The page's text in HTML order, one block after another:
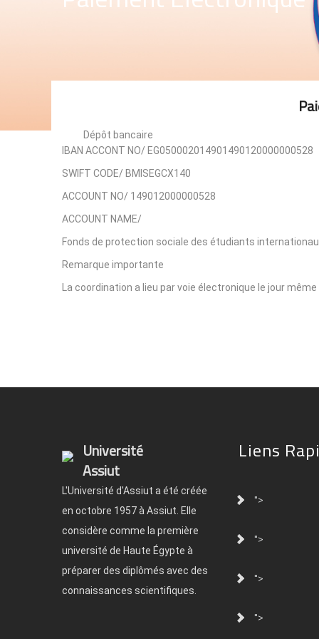
Dépôt bancaire
IBAN ACCONT NO/ EG050002014901490120000000528
SWIFT CODE/ BMISEGCX140
ACCOUNT NO/ 149012000000528
ACCOUNT NAME/
Fonds de protection sociale des étudiants
Remarque importante
La coordination a lieu par voie électronique le jour
Université
Assiut
L'Université d'Assiut a été créée
en octobre 1957 à Assiut. Elle
considère comme la première
université de Haute Égypte à
préparer des diplômés avec des
connaissances scientifiques.
Liens
">
">
">
">